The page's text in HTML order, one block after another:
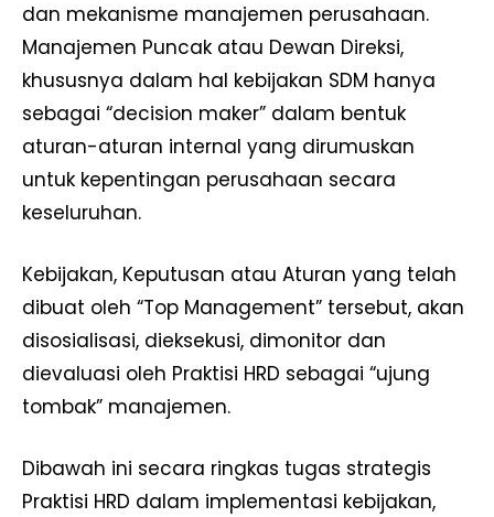
dan mekanisme manajemen perusahaan.
Manajemen Puncak atau Dewan Direksi,
khususnya dalam hal kebijakan SDM hanya
sebagai “decision maker” dalam bentuk
aturan-aturan internal yang dirumuskan
untuk kepentingan perusahaan secara
keseluruhan.
Kebijakan, Keputusan atau Aturan yang telah
dibuat oleh “Top Management” tersebut, akan
disosialisasi, dieksekusi, dimonitor dan
dievaluasi oleh Praktisi HRD sebagai “ujung
tombak” manajemen.
Dibawah ini secara ringkas tugas strategis
Praktisi HRD dalam implementasi kebijakan,